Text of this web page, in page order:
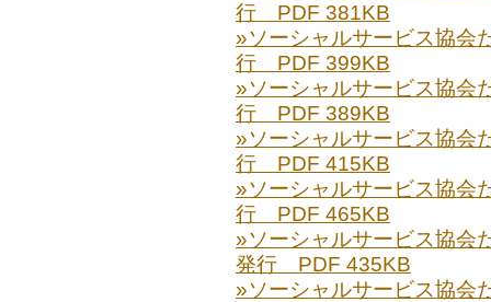
行 PDF 381KB
»ソーシャルサービス協
行 PDF 399KB
»ソーシャルサービス協
行 PDF 389KB
»ソーシャルサービス協
行 PDF 415KB
»ソーシャルサービス協
行 PDF 465KB
»ソーシャルサービス協
発行 PDF 435KB
»ソーシャルサービス協